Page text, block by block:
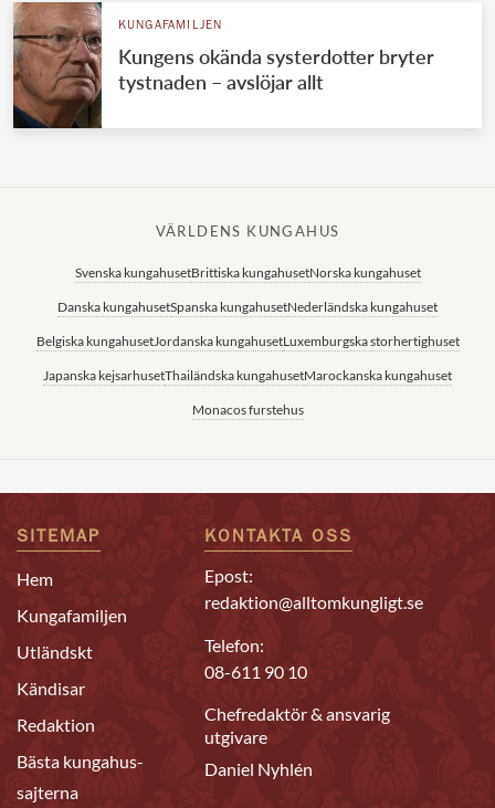
KUNGAFAMILJEN
Kungens okända systerdotter bryter
tystnaden – avslöjar allt
VÄRLDENS KUNGAHUS
Svenska kungahusetBrittiska kungahusetNorska kungahuset
Danska kungahusetSpanska kungahusetNederländska kungahuset
Belgiska kungahusetJordanska kungahusetLuxemburgska storhertighuset
Japanska kejsarhusetThailändska kungahusetMarockanska kungahuset
Monacos furstehus
SITEMAP
Hem
Kungafamiljen
Utländskt
Kändisar
Redaktion
Bästa kungahus-
sajterna
KONTAKTA OSS
Epost:
redaktion@alltomkungligt.se
Telefon:
08-611 90 10
Chefredaktör & ansvarig
utgivare
Daniel Nyhlén